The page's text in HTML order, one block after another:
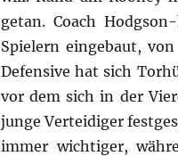
getan. Coach
Spielern eingebaut,
Defensive hat sich
vor dem sich in der
junge Verteidiger
immer wichtiger,